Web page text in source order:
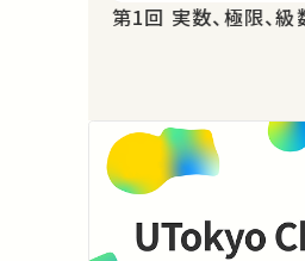
第1回 実数、極限、